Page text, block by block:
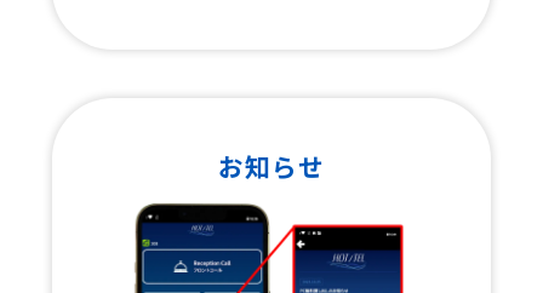
お知らせ